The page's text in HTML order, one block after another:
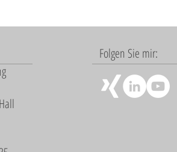
Folgen Sie mir: